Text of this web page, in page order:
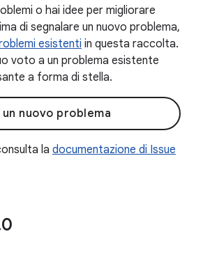
o hai idee per migliorare
di segnalare un nuovo problema,
esistenti in questa raccolta.
voto a un problema esistente
a forma di stella.
nuovo problema
la documentazione di Issue
0